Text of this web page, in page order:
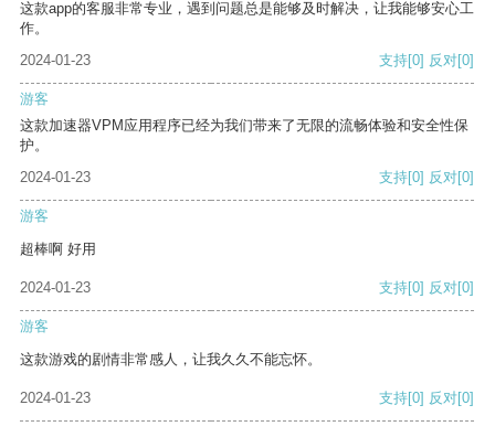
这款app的客服非常专业，遇到问题总是能够及时解决，让我能够安心工
作。
2024-01-23
支持[0] 反对[0]
游客
这款加速器VPM应用程序已经为我们带来了无限的流畅体验和安全性保
护。
2024-01-23
支持[0] 反对[0]
游客
超棒啊 好用
2024-01-23 支持[0] 反对[0]
游客
这款游戏的剧情非常感人，让我久久不能忘怀。
2024-01-23 支持[0] 反对[0]